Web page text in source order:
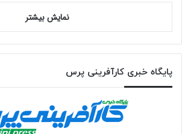
نمایش بیشتر
پایگاه خبری کارآفرینی پرس